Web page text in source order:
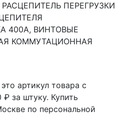
ПЕРЕГРУЗКИ
400A, ВИНТОВЫЕ
КОММУТАЦИОННАЯ
артикул товара с
за штуку. Купить
по персональной